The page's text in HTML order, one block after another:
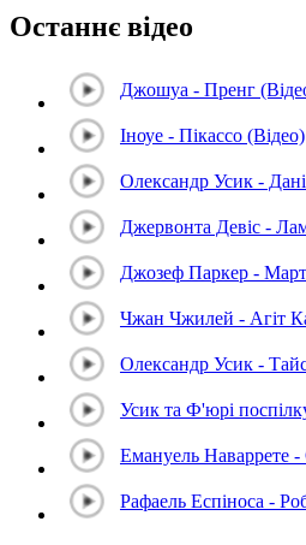
Останнє відео
Джошуа - Пренг
Іноуе - Пікассо (Відео)
Олександр Усик -
Джервонта Девіс -
Джозеф Паркер -
Чжан Чжилей - Агіт
Олександр Усик -
Усик та Ф'юрі
Емануель Наваррете
Рафаель Еспіноса -